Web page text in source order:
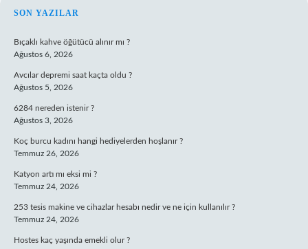
SIDEBAR
SON YAZILAR
Bıçaklı kahve öğütücü alınır mı ?
Ağustos 6, 2026
Avcılar depremi saat kaçta oldu ?
Ağustos 5, 2026
6284 nereden istenir ?
Ağustos 3, 2026
Koç burcu kadını hangi hediyelerden hoşlanır ?
Temmuz 26, 2026
Katyon artı mı eksi mi ?
Temmuz 24, 2026
253 tesis makine ve cihazlar hesabı nedir ve ne için kullanılır ?
Temmuz 24, 2026
Hostes kaç yaşında emekli olur ?